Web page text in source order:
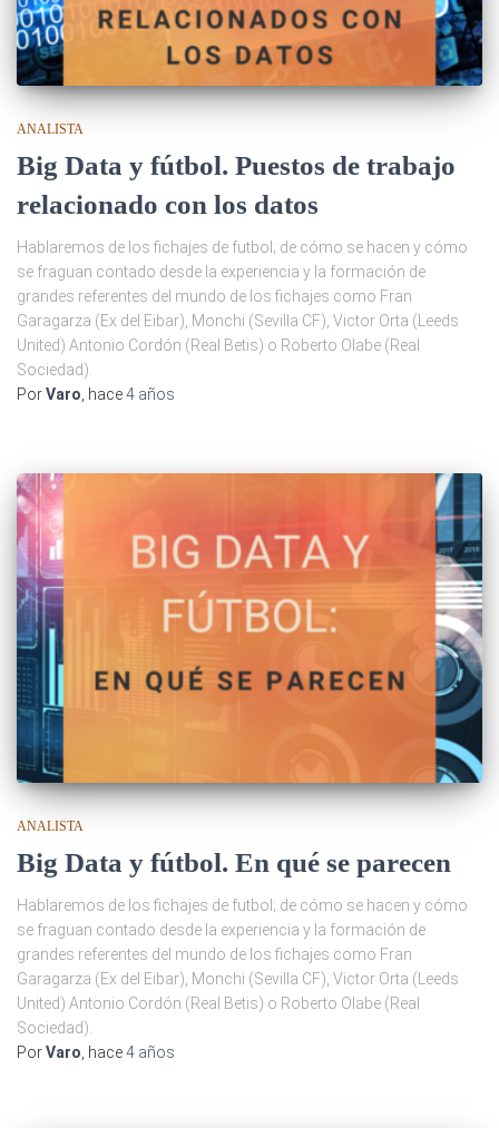
ANALISTA
Big Data y fútbol. Puestos de trabajo
relacionado con los datos
Hablaremos de los fichajes de futbol; de cómo se hacen y cómo
se fraguan contado desde la experiencia y la formación de
grandes referentes del mundo de los fichajes como Fran
Garagarza (Ex del Eibar), Monchi (Sevilla CF), Victor Orta (Leeds
United) Antonio Cordón (Real Betis) o Roberto Olabe (Real
Sociedad).
PorVaro , hace4 años
ANALISTA
Big Data y fútbol. En qué se parecen
Hablaremos de los fichajes de futbol; de cómo se hacen y cómo
se fraguan contado desde la experiencia y la formación de
grandes referentes del mundo de los fichajes como Fran
Garagarza (Ex del Eibar), Monchi (Sevilla CF), Victor Orta (Leeds
United) Antonio Cordón (Real Betis) o Roberto Olabe (Real
Sociedad).
PorVaro, hace4 años